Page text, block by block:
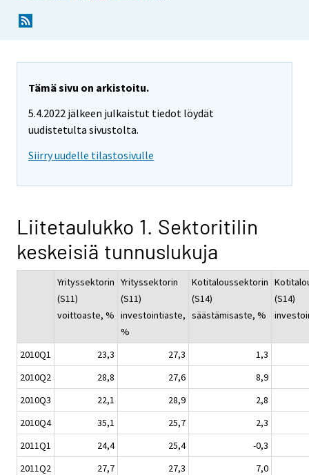
Tämä sivu on arkistoitu.
5.4.2022 jälkeen julkaistut tiedot löydät
uudistetulta sivustolta.
Siirry uudelle tilastosivulle
Liitetaulukko 1. Sektoritilin
keskeisiä tunnuslukuja
Yrityssektorin
(S11)
voittoaste, %
Yrityssektorin
(S11)
investointiaste,
%
Kotitaloussektorin
(S14)
säästämisaste, %
(S14)
2010Q1 23,3 27,3
1,3
2010Q2
28,8 27,6
8,9
2010Q3
22,1 28,9
2,8
2010Q4
35,1 25,7
2,3
2011Q1
24,4 25,4
-0,3
2011Q2
27,7 27,3
7,0